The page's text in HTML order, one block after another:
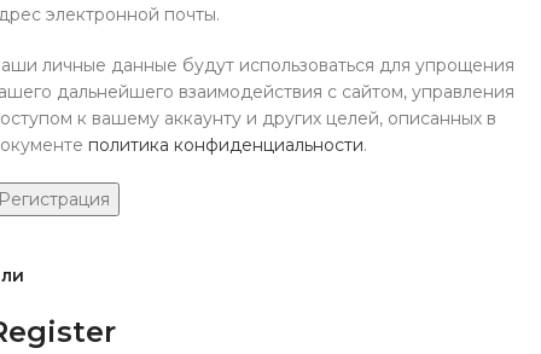
электронной почты.
личные данные будут использоваться для упрощения
дальнейшего взаимодействия с сайтом, управления
к вашему аккаунту и других целей, описанных в
политика конфиденциальности.